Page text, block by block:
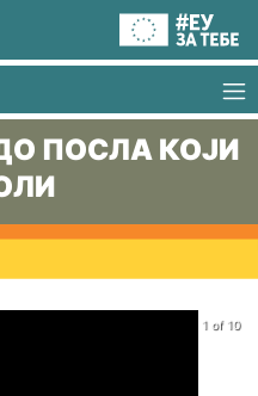
ПОСЛА КОЈИ
1 of 10